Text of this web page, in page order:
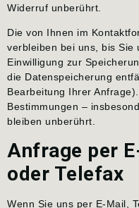
Widerruf unberührt.
Die von Ihnen im
verbleiben bei uns, bis Sie
Einwilligung zur
die Datenspeicherung
Bearbeitung Ihrer
Bestimmungen –
bleiben unberührt.
Anfrage per
oder Telefax
Wenn Sie uns per E-Mail,